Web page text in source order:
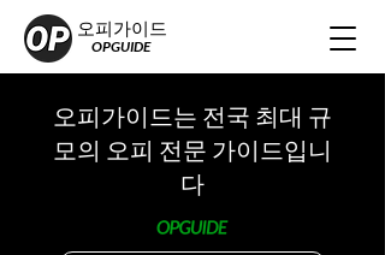
오피가이드
OPGUIDE
오피가이드는 전국 최대 규
모의 오피 전문 가이드입니
다